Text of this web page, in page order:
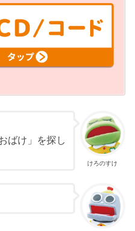
けろのすけ
ばけ」を探し